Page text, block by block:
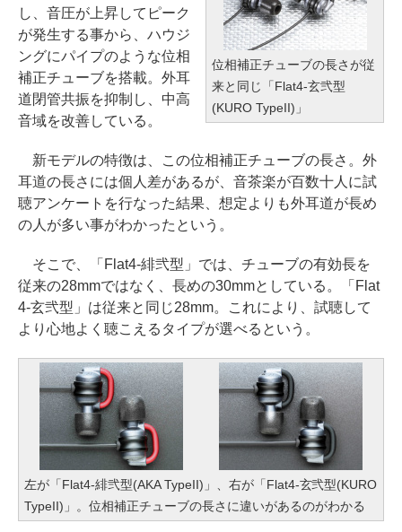
位相補正チューブの長さが従
来と同じ「Flat4-玄弐型
(KURO TypeII)」
し、音圧が上昇してピーク
が発生する事から、ハウジ
ングにパイプのような位相
補正チューブを搭載。外耳
道閉管共振を抑制し、中高
音域を改善している。
新モデルの特徴は、この位相補正チューブの長さ。外
耳道の長さには個人差があるが、音茶楽が百数十人に試
聴アンケートを行なった結果、想定よりも外耳道が長め
の人が多い事がわかったという。
そこで、「Flat4-緋弐型」では、チューブの有効長を
従来の28mmではなく、長めの30mmとしている。「Flat
4-玄弐型」は従来と同じ28mm。これにより、試聴して
より心地よく聴こえるタイプが選べるという。
左が「Flat4-緋弐型(AKA TypeII)」、右が「Flat4-玄弐型(KURO
TypeII)」。位相補正チューブの長さに違いがあるのがわかる